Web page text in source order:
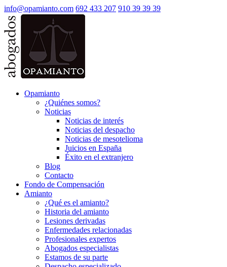
info@opamianto.com 692 433 207 910 39 39 39
Opamianto
¿Quiénes somos?
Noticias
Noticias de interés
Noticias del despacho
Noticias de mesotelioma
Juicios en España
Éxito en el extranjero
Blog
Contacto
Fondo de Compensación
Amianto
¿Qué es el amianto?
Historia del amianto
Lesiones derivadas
Enfermedades relacionadas
Profesionales expertos
Abogados especialistas
Estamos de su parte